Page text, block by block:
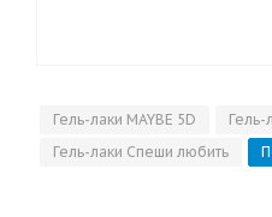
Гель-лаки MAYBE 5D Гель-
Гель-лаки Спеши любить